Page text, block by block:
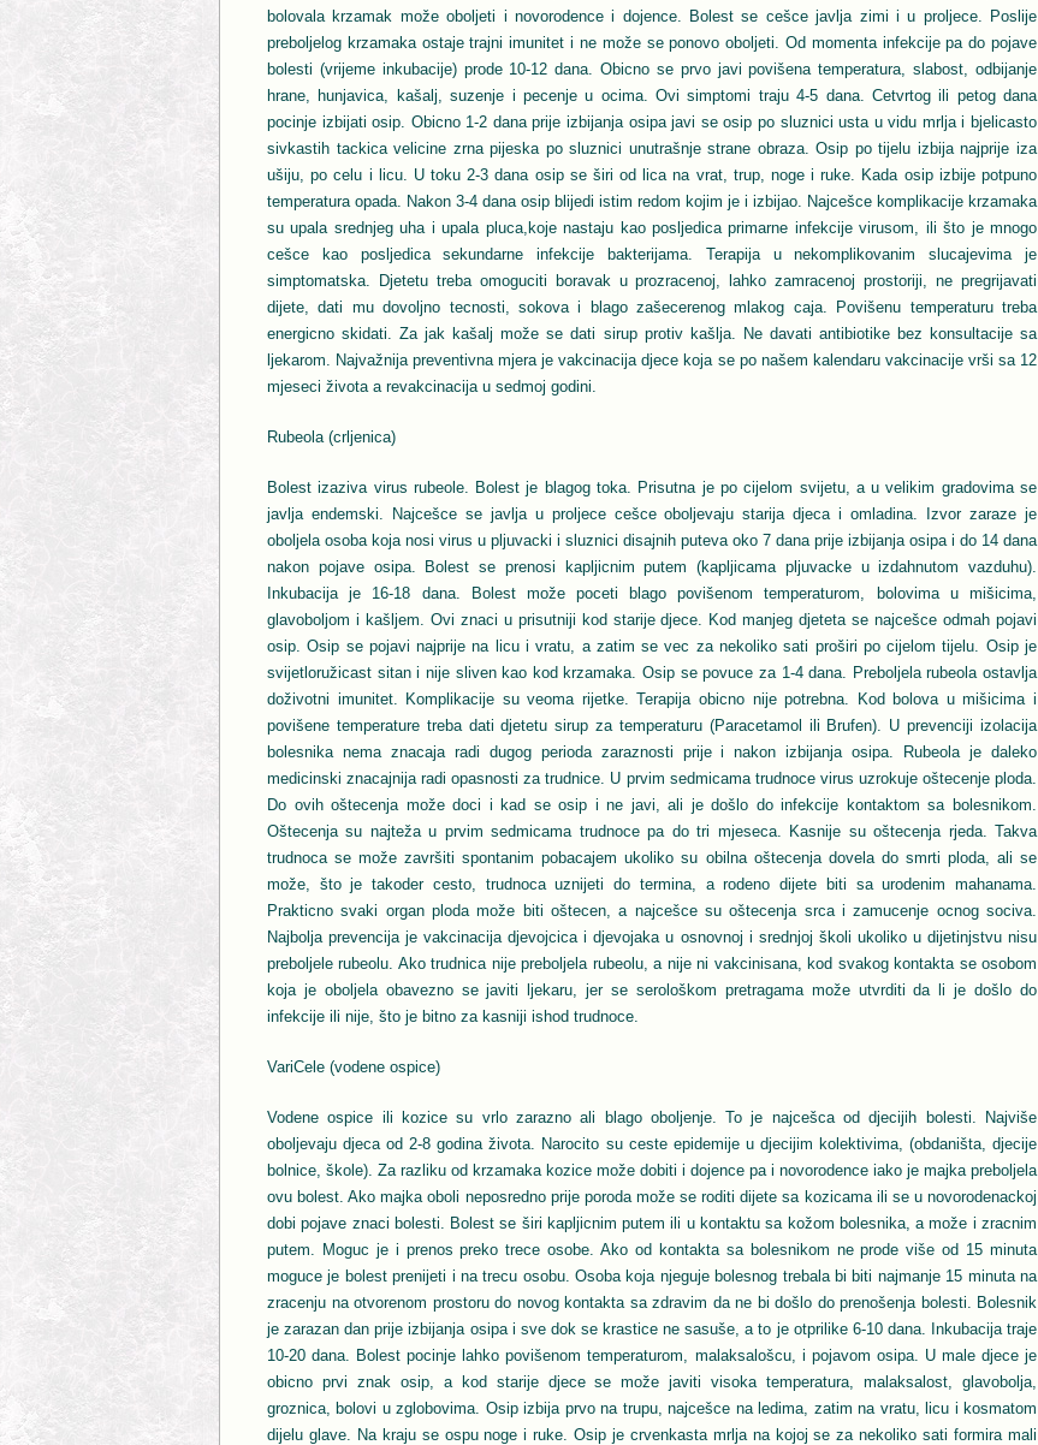
bolovala krzamak može oboljeti i novorodence i dojence. Bolest se cešce javlja zimi i u proljece. Poslije
preboljelog krzamaka ostaje trajni imunitet i ne može se ponovo oboljeti. Od momenta infekcije pa do pojave
bolesti (vrijeme inkubacije) prode 10-12 dana. Obicno se prvo javi povišena temperatura, slabost, odbijanje
hrane, hunjavica, kašalj, suzenje i pecenje u ocima. Ovi simptomi traju 4-5 dana. Cetvrtog ili petog dana
pocinje izbijati osip. Obicno 1-2 dana prije izbijanja osipa javi se osip po sluznici usta u vidu mrlja i bjelicasto
sivkastih tackica velicine zrna pijeska po sluznici unutrašnje strane obraza. Osip po tijelu izbija najprije iza
ušiju, po celu i licu. U toku 2-3 dana osip se širi od lica na vrat, trup, noge i ruke. Kada osip izbije potpuno
temperatura opada. Nakon 3-4 dana osip blijedi istim redom kojim je i izbijao. Najcešce komplikacije krzamaka
su upala srednjeg uha i upala pluca,koje nastaju kao posljedica primarne infekcije virusom, ili što je mnogo
cešce kao posljedica sekundarne infekcije bakterijama. Terapija u nekomplikovanim slucajevima je
simptomatska. Djetetu treba omoguciti boravak u prozracenoj, lahko zamracenoj prostoriji, ne pregrijavati
dijete, dati mu dovoljno tecnosti, sokova i blago zašecerenog mlakog caja. Povišenu temperaturu treba
energicno skidati. Za jak kašalj može se dati sirup protiv kašlja. Ne davati antibiotike bez konsultacije sa
ljekarom. Najvažnija preventivna mjera je vakcinacija djece koja se po našem kalendaru vakcinacije vrši sa 12
mjeseci života a revakcinacija u sedmoj godini.
Rubeola (crljenica)
Bolest izaziva virus rubeole. Bolest je blagog toka. Prisutna je po cijelom svijetu, a u velikim gradovima se
javlja endemski. Najcešce se javlja u proljece cešce oboljevaju starija djeca i omladina. Izvor zaraze je
oboljela osoba koja nosi virus u pljuvacki i sluznici disajnih puteva oko 7 dana prije izbijanja osipa i do 14 dana
nakon pojave osipa. Bolest se prenosi kapljicnim putem (kapljicama pljuvacke u izdahnutom vazduhu).
Inkubacija je 16-18 dana. Bolest može poceti blago povišenom temperaturom, bolovima u mišicima,
glavoboljom i kašljem. Ovi znaci u prisutniji kod starije djece. Kod manjeg djeteta se najcešce odmah pojavi
osip. Osip se pojavi najprije na licu i vratu, a zatim se vec za nekoliko sati proširi po cijelom tijelu. Osip je
svijetloružicast sitan i nije sliven kao kod krzamaka. Osip se povuce za 1-4 dana. Preboljela rubeola ostavlja
doživotni imunitet. Komplikacije su veoma rijetke. Terapija obicno nije potrebna. Kod bolova u mišicima i
povišene temperature treba dati djetetu sirup za temperaturu (Paracetamol ili Brufen). U prevenciji izolacija
bolesnika nema znacaja radi dugog perioda zaraznosti prije i nakon izbijanja osipa. Rubeola je daleko
medicinski znacajnija radi opasnosti za trudnice. U prvim sedmicama trudnoce virus uzrokuje oštecenje ploda.
Do ovih oštecenja može doci i kad se osip i ne javi, ali je došlo do infekcije kontaktom sa bolesnikom.
Oštecenja su najteža u prvim sedmicama trudnoce pa do tri mjeseca. Kasnije su oštecenja rjeda. Takva
trudnoca se može završiti spontanim pobacajem ukoliko su obilna oštecenja dovela do smrti ploda, ali se
može, što je takoder cesto, trudnoca uznijeti do termina, a rodeno dijete biti sa urodenim mahanama.
Prakticno svaki organ ploda može biti oštecen, a najcešce su oštecenja srca i zamucenje ocnog sociva.
Najbolja prevencija je vakcinacija djevojcica i djevojaka u osnovnoj i srednjoj školi ukoliko u dijetinjstvu nisu
preboljele rubeolu. Ako trudnica nije preboljela rubeolu, a nije ni vakcinisana, kod svakog kontakta se osobom
koja je oboljela obavezno se javiti ljekaru, jer se serološkom pretragama može utvrditi da li je došlo do
infekcije ili nije, što je bitno za kasniji ishod trudnoce.
VariCele (vodene ospice)
Vodene ospice ili kozice su vrlo zarazno ali blago oboljenje. To je najcešca od djecijih bolesti. Najviše
oboljevaju djeca od 2-8 godina života. Narocito su ceste epidemije u djecijim kolektivima, (obdaništa, djecije
bolnice, škole). Za razliku od krzamaka kozice može dobiti i dojence pa i novorodence iako je majka preboljela
ovu bolest. Ako majka oboli neposredno prije poroda može se roditi dijete sa kozicama ili se u novorodenackoj
dobi pojave znaci bolesti. Bolest se širi kapljicnim putem ili u kontaktu sa kožom bolesnika, a može i zracnim
putem. Moguc je i prenos preko trece osobe. Ako od kontakta sa bolesnikom ne prode više od 15 minuta
moguce je bolest prenijeti i na trecu osobu. Osoba koja njeguje bolesnog trebala bi biti najmanje 15 minuta na
zracenju na otvorenom prostoru do novog kontakta sa zdravim da ne bi došlo do prenošenja bolesti. Bolesnik
je zarazan dan prije izbijanja osipa i sve dok se krastice ne sasuše, a to je otprilike 6-10 dana. Inkubacija traje
10-20 dana. Bolest pocinje lahko povišenom temperaturom, malaksalošcu, i pojavom osipa. U male djece je
obicno prvi znak osip, a kod starije djece se može javiti visoka temperatura, malaksalost, glavobolja,
groznica, bolovi u zglobovima. Osip izbija prvo na trupu, najcešce na ledima, zatim na vratu, licu i kosmatom
dijelu glave. Na kraju se ospu noge i ruke. Osip je crvenkasta mrlja na kojoj se za nekoliko sati formira mali